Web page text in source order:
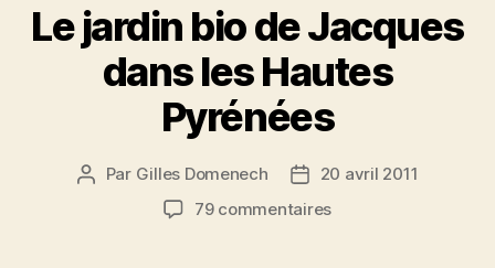
Le jardin bio de Jacques
dans les Hautes
Pyrénées
Auteur
Par Gilles Domenech
Date
de
20 avril 2011
79 commentairessur